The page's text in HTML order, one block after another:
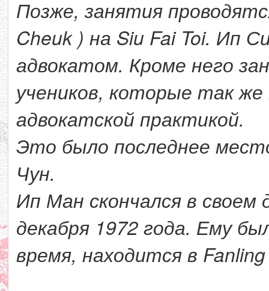
Позже, занятия
Cheuk ) на Siu Fai Toi. Ип
адвокатом. Кроме него
учеников, которые так же
адвокатской практикой.
Это было последнее
Чун.
Ип Ман скончался в своем
декабря 1972 года. Ему
время, находится в